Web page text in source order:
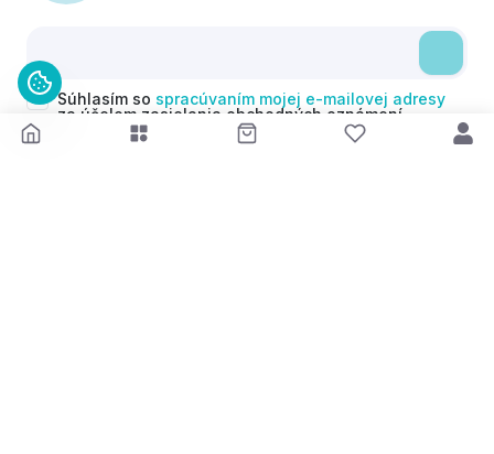
Súhlasím so spracúvaním mojej e-mailovej adresy
za účelom zasielania obchodných oznámení
(newsletterov) v súlade s čl. 6 ods. 1 písm. a)
Nariadenia GDPR. Svoj súhlas môžem kedykoľvek